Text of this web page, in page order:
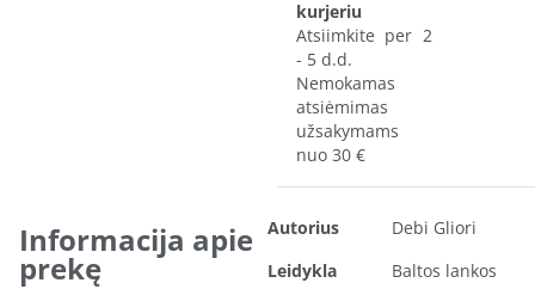
kurjeriu
Atsiimkite per 2
- 5 d.d.
Nemokamas
atsiėmimas
užsakymams
nuo 30 €
Informacija apie
prekę
Autorius
Debi Gliori
Leidykla
Baltos lankos